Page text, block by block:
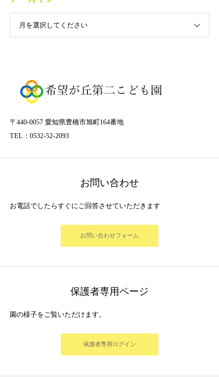
月を選択してください
〒440-0057 愛知県豊橋市旭町164番地
TEL：0532-52-2093
お問い合わせ
お電話でしたらすぐにご回答させていただきます
お問い合わせフォーム
保護者専用ページ
園の様子をご覧いただけます。
保護者専用ログイン